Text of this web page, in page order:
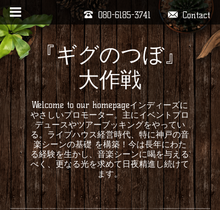
Contact
080-6185-3741
『ギグのつぼ』
大作戦
Welcome to our homepageインディーズに
やさしいプロモーター。主にイベントプロ
デュースやツアーブッキングをやってい
る。ライブハウス経営時代、特に神戸の音
楽シーンの基礎 を構築！今は長年にわた
る経験を生かし、音楽シーンに喝を与える
べく、更なる光を求めて日夜精進し続けて
ます。